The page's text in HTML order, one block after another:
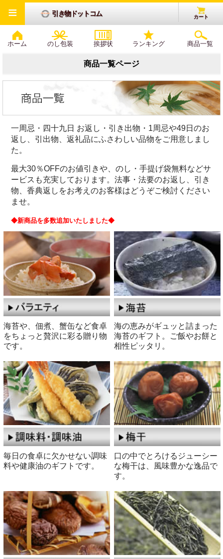
引き物ドットコム カート
ホーム のし包装 挨拶状 ランキング 商品一覧
≡
商品一覧ページ
一周忌・四十九日 お返し・引き出物・1周忌や49日のお
返し、引出物、返礼品にふさわしい品物をご用意しまし
た。
最大30％OFFのお値引きや、のし・手提げ袋無料などサ
ービスも充実しております。法事・法要のお返し、引き
物、香典返しをお考えのお客様はどうぞご検討ください
ませ。
◆新商品を多数追加いたしました◆
海苔や、佃煮、蟹缶など食卓
をちょっと贅沢に彩る贈り物
です。
海の恵みがギュッと詰まった
海苔のギフト。ご飯やお餅と
相性ピッタリ。
毎日の食卓に欠かせない調味
料や健康油のギフトです。
口の中でとろけるジューシー
な梅干は、風味豊かな逸品で
す。